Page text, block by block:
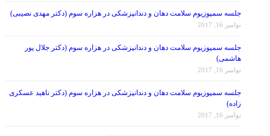
جلسه سمپوزیوم سلامت دهان و دندانپزشکی در هزاره سوم (دکتر مهدی نصیبی)
نوامبر 16, 2017
جلسه سمپوزیوم سلامت دهان و دندانپزشکی در هزاره سوم (دکتر جلال پور
هاشمی)
نوامبر 16, 2017
جلسه سمپوزیوم سلامت دهان و دندانپزشکی در هزاره سوم (دکتر ناهید عسکری
زاده)
نوامبر 16, 2017